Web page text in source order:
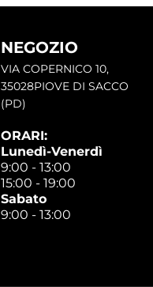
NEGOZIO
VIA COPERNICO 10,
35028PIOVE DI SACCO
(PD)
ORARI:
Lunedì-Venerdì
9:00 - 13:00
15:00 - 19:00
Sabato
9:00 - 13:00